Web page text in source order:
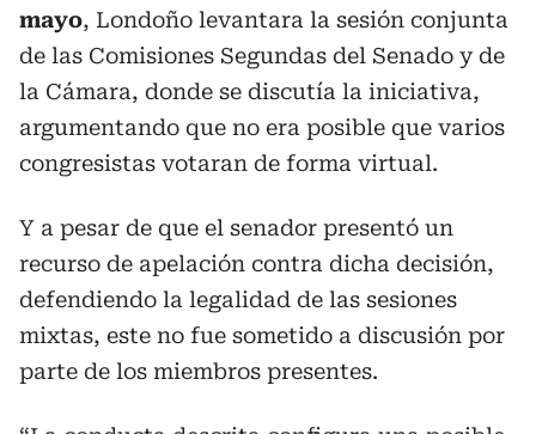
mayo, Londoño levantara la sesión conjunta
de las Comisiones Segundas del Senado y de
la Cámara, donde se discutía la iniciativa,
argumentando que no era posible que varios
congresistas votaran de forma virtual.
Y a pesar de que el senador presentó un
recurso de apelación contra dicha decisión,
defendiendo la legalidad de las sesiones
mixtas, este no fue sometido a discusión por
parte de los miembros presentes.